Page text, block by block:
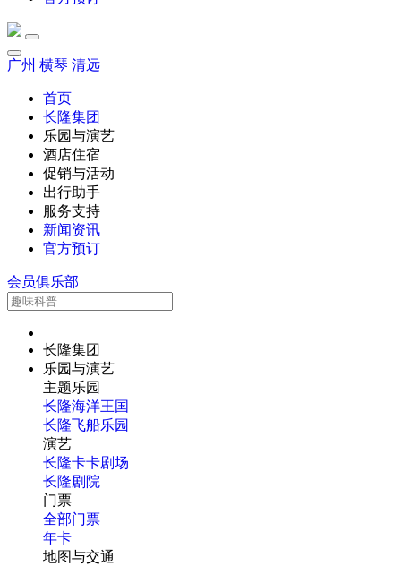
广州 横琴 清远
首页
长隆集团
乐园与演艺
酒店住宿
促销与活动
出行助手
服务支持
新闻资讯
官方预订
会员俱乐部
长隆集团
乐园与演艺
主题乐园
长隆海洋王国
长隆飞船乐园
演艺
长隆卡卡剧场
长隆剧院
门票
全部门票
年卡
地图与交通